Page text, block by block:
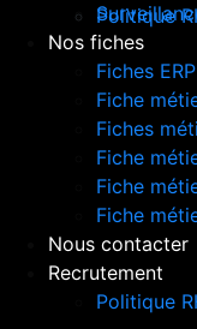
Nos fiches
Fiches
Fiche
Fiches
Fiche
Fiche
Fiche
Nous contacter
Recrutement
Politique
Politique